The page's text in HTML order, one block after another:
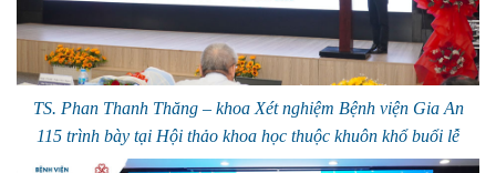
TS. Phan Thanh Thăng – khoa Xét nghiệm Bệnh viện Gia An
115 trình bày tại Hội thảo khoa học thuộc khuôn khổ buổi lễ